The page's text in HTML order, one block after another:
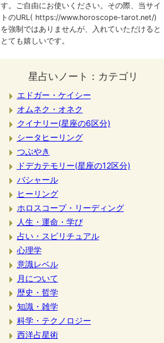
す。ご自由にお使いください。その際、当サイ
トのURL( https://www.horoscope-tarot.net/)
を強制ではありませんが、入れていただけると
とても嬉しいです。
星占いノート：カテゴリ
エドガー・ケイシー
オムネク・オネク
クイナリー(星座の6区分)
シータヒーリング
つぶやき
ドデカテモリー(星座の12区分)
バシャール
ヒーリング
ホロスコープ・リーディング
人生・運命・学び
占い・スピリチュアル
心理学
意識レベル
月について
歴史・哲学
知識・雑学
科学・テクノロジー
西洋占星術